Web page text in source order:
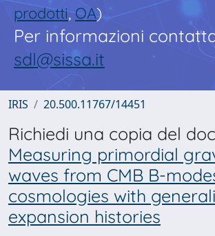
prodotti,OA)
Per informazioni
sdl@sissa.it
IRIS 20.500.11767/14451
Richiedi una copia del
Measuring primordial
waves from CMB B-
cosmologies with
expansion histories